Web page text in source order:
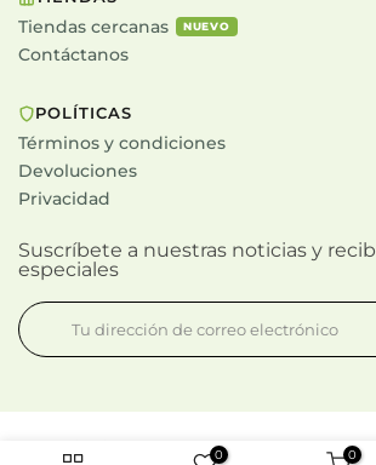
Tiendas cercanas
NUEVO
Contáctanos
POLÍTICAS
Términos y condiciones
Devoluciones
Privacidad
Suscríbete a nuestras noticias y
especiales
© 2026. Todos los derechos
0 0